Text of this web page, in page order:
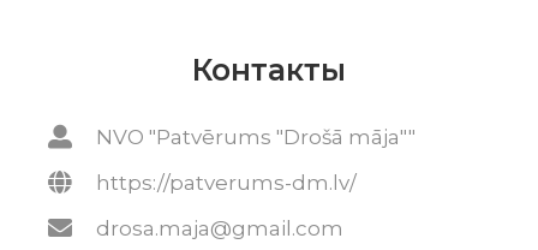
Контакты
NVO "Patvērums "Drošā māja""
https://patverums-dm.lv/
drosa.maja@gmail.com